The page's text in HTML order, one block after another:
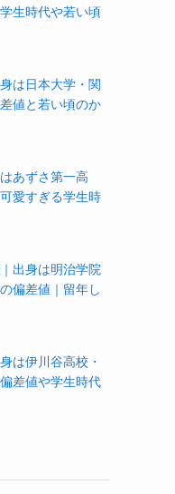
生時代や若い頃
は日本大学・関
値と若い頃のか
あずさ第一高
愛すぎる学生時
出身は明治学院
偏差値｜留年し
は伊川谷高校・
差値や学生時代